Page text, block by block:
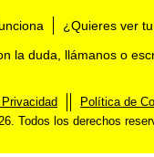
¿Quieres ver
la duda, llámanos o
Política de
Todos los derechos